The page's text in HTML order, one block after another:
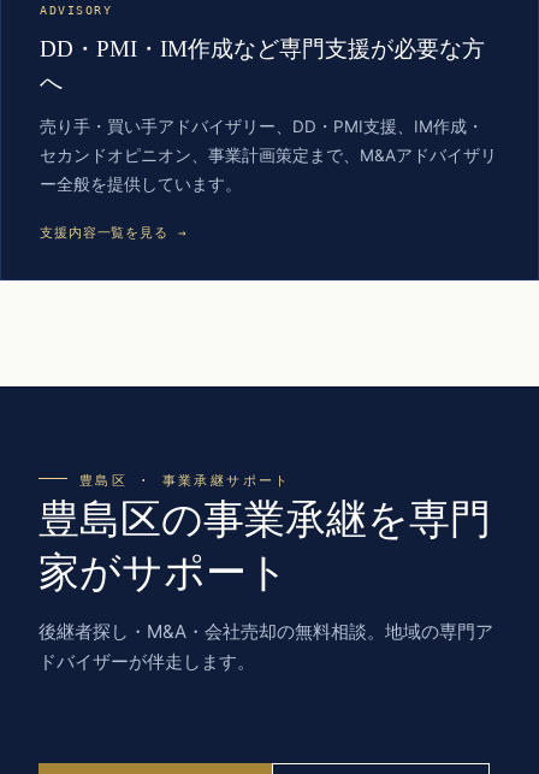
ADVISORY
DD・PMI・IM作成など専門支援が必要な方
へ
売り手・買い手アドバイザリー、DD・PMI支援、IM作成・
セカンドオピニオン、事業計画策定まで、M&Aアドバイザリ
ー全般を提供しています。
支援内容一覧を見る →
豊島区 · 事業承継サポート
豊島区の事業承継を専門
家がサポート
後継者探し・M&A・会社売却の無料相談。地域の専門ア
ドバイザーが伴走します。